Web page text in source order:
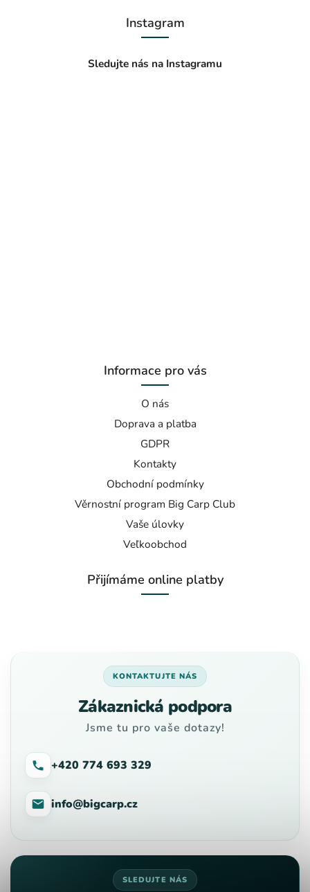
Instagram
Sledujte nás na Instagramu
Informace pro vás
O nás
Doprava a platba
GDPR
Kontakty
Obchodní podmínky
Věrnostní program Big Carp Club
Vaše úlovky
Veľkoobchod
Přijímáme online platby
KONTAKTUJTE NÁS
Zákaznická podpora
Jsme tu pro vaše dotazy!
+420 774 693 329
info@bigcarp.cz
SLEDUJTE NÁS